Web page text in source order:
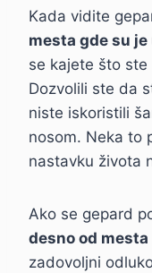
Kada vidite
mesta gde su
se kajete što
Dozvolili ste da
niste iskoristili
nosom. Neka to
nastavku života
Ako se gepard
desno od
zadovoljni